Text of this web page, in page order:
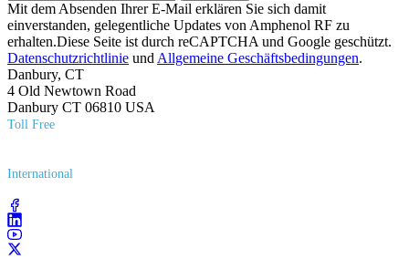
Mit dem Absenden Ihrer E-Mail erklären Sie sich damit
einverstanden, gelegentliche Updates von Amphenol RF zu
erhalten.Diese Seite ist durch reCAPTCHA und Google geschützt.
Datenschutzrichtlinie und Allgemeine Geschäftsbedingungen.
Danbury, CT
4 Old Newtown Road
Danbury CT 06810 USA
Toll Free
International